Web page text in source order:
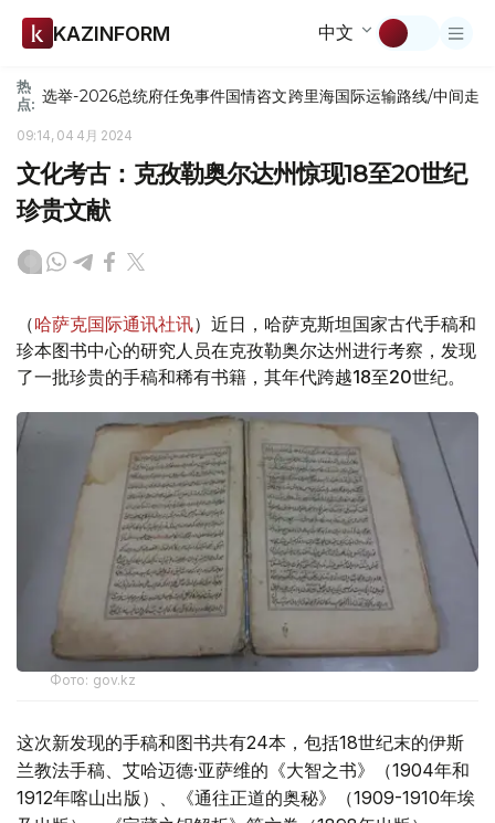
KAZINFORM 中文
热
点: 选举-2026总统府任免事件国情咨文跨里海国际运输路线/中间走廊
09:14, 04 4月 2024
文化考古：克孜勒奥尔达州惊现18至20世纪
珍贵文献
（哈萨克国际通讯社讯）近日，哈萨克斯坦国家古代手稿和
珍本图书中心的研究人员在克孜勒奥尔达州进行考察，发现
了一批珍贵的手稿和稀有书籍，其年代跨越18至20世纪。
Фото: gov.kz
这次新发现的手稿和图书共有24本，包括18世纪末的伊斯
兰教法手稿、艾哈迈德·亚萨维的《大智之书》（1904年和
1912年喀山出版）、《通往正道的奥秘》（1909-1910年埃